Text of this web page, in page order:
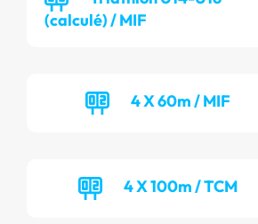
(calculé) / MIF
4 X 60m / MIF
4 X 100m / TCM